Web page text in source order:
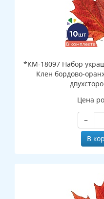
*КМ-18097 Набор
Клен бордово-
Цена
−
В